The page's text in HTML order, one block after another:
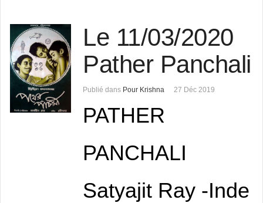
Le 11/03/2020
Pather Panchali
Publié dans Pour Krishna 27 Déc 2019
PATHER
PANCHALI
Satyajit Ray -Inde